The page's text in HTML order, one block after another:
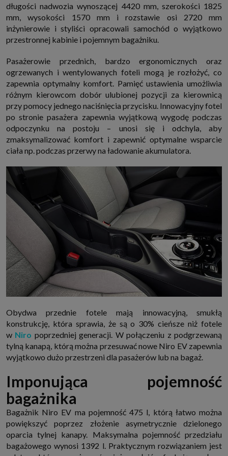
które przeglądarka wysyła do serwera przy każdorazowym wejściu na
stronę z tego urządzenia, podczas gdy odwiedzasz strony w Internecie.
Szczegółową informację na temat plików cookie i ich funkcjonowania
znajdziesz pod tym linkiem. Pod tym linkiem znajdziesz także informację
o tym jak zmienić ustawienia przeglądarki, aby ograniczyć lub wyłączyć
funkcjonowanie plików cookies itp. oraz jak usunąć takie pliki z Twojego
Twoje uprawnienia
Przysługują Ci następujące uprawnienia wobec Twoich danych i ich
przetwarzania przez nas, inne podmioty z Grupy SAGIER i Zaufanych
Partnerów:
1. Jeśli udzieliłeś zgody na przetwarzanie danych możesz ją w każdej
chwili wycofać (cofnięcie zgody oczywiście nie uchyli zgodności z prawem
przetwarzania już dokonanego na jej podstawie);
2. Masz również prawo żądania dostępu do Twoich danych osobowych, ich
sprostowania, usunięcia lub ograniczenia przetwarzania, prawo do
przeniesienia danych, wyrażenia sprzeciwu wobec przetwarzania danych
oraz prawo do wniesienia skargi do organu nadzorczego, którym w Polsce
znajdziesz dodatkowe informacje dotyczące przetwarzania danych i
Twoich uprawnień.
długości nadwozia wynoszącej 4420 mm, szerokości 1825
mm, wysokości 1570 mm i rozstawie osi 2720 mm
inżynierowie i styliści opracowali samochód o wyjątkowo
przestronnej kabinie i pojemnym bagażniku.
Pasażerowie przednich, bardzo ergonomicznych oraz
ogrzewanych i wentylowanych foteli mogą je rozłożyć, co
zapewnia optymalny komfort. Pamięć ustawienia umożliwia
różnym kierowcom dobór ulubionej pozycji za kierownicą
przy pomocy jednego naciśnięcia przycisku. Innowacyjny fotel
po stronie pasażera zapewnia wyjątkową wygodę podczas
odpoczynku na postoju – unosi się i odchyla, aby
zmaksymalizować komfort i zapewnić optymalne wsparcie
ciała np. podczas przerwy na ładowanie akumulatora.
Obydwa przednie fotele mają innowacyjną, smukłą
konstrukcję, która sprawia, że są o 30% cieńsze niż fotele
w Niro poprzedniej generacji. W połączeniu z podgrzewaną
tylną kanapą, którą można przesuwać nowe Niro EV zapewnia
wyjątkowo dużo przestrzeni dla pasażerów lub na bagaż.
Imponująca pojemność
bagażnika
Bagażnik Niro EV ma pojemność 475 l, którą łatwo można
powiększyć poprzez złożenie asymetrycznie dzielonego
oparcia tylnej kanapy. Maksymalna pojemność przedziału
bagażowego wynosi 1392 l. Praktycznym rozwiązaniem jest